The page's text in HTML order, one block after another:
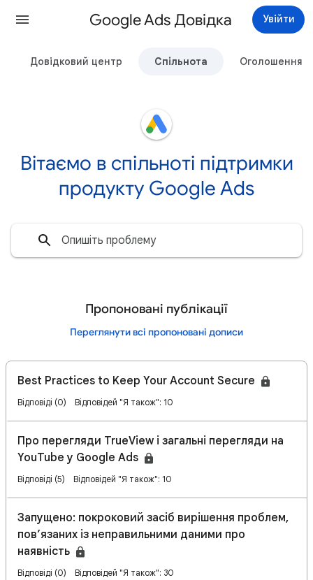
Google Ads Довідка Увійти
Довідковий центр Спільнота Оголошення
Вітаємо в спільноті підтримки
продукту Google Ads
Пропоновані публікації
Переглянути всі пропоновані дописи
Best Practices to Keep Your Account Secure
Відповіді (0) Відповідей "Я також": 10
Про перегляди TrueView і загальні перегляди на
YouTube у Google Ads
Відповіді (5) Відповідей "Я також": 10
Запущено: покроковий засіб вирішення проблем,
пов’язаних із неправильними даними про
наявність
Відповіді (0) Відповідей "Я також": 30